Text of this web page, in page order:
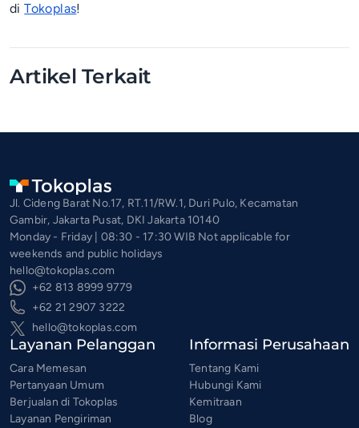
diTokoplas!
Artikel Terkait
Jl. Cideng Barat No.17, RT.11/RW.1, Duri Pulo, Kecamatan
Gambir, Jakarta Pusat, DKI Jakarta 10140
Monday - Friday | 08:30 - 17:30 WIB Not applicable for
weekends and public holidays
hello@tokoplas.com
+62 813 8999 9779
+62 21 2907 3222
hello@tokoplas.com
Layanan Pelanggan
Cara Memesan
Pertanyaan Umum
Berjualan di Tokoplas
Layanan Pengiriman
Informasi Perusahaan
Tentang Kami
Hubungi Kami
Kemitraan
Blog